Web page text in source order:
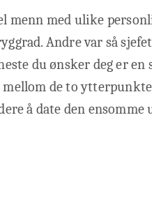
menn med ulike
Andre var så
du ønsker deg er
de to
å date den ensomme